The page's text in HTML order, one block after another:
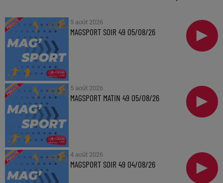
5 août 2026
MAGSPORT SOIR 49 05/08/26
5 août 2026
MAGSPORT MATIN 49 05/08/26
4 août 2026
MAGSPORT SOIR 49 04/08/26